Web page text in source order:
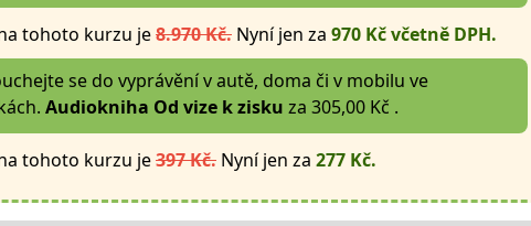
tohoto kurzu je8.970 Kč. Nyní jen za 970 Kč včetně DPH.
se do vyprávění v autě, doma či v mobilu ve
Audiokniha Od vize k zisku za 305,00 Kč .
tohoto kurzu je397 Kč. Nyní jen za 277 Kč.